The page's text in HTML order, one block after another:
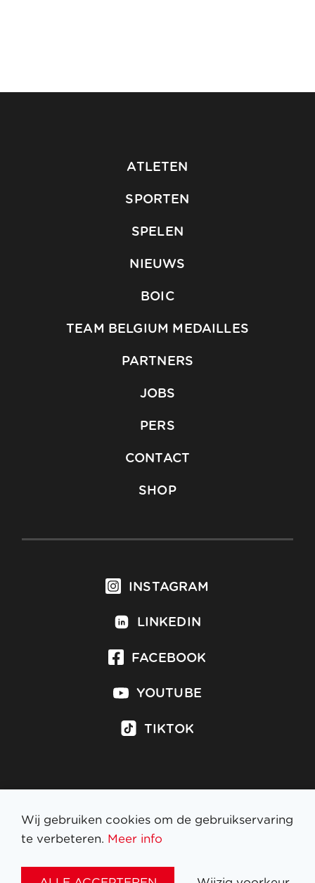
ATLETEN
SPORTEN
SPELEN
NIEUWS
BOIC
TEAM BELGIUM MEDAILLES
PARTNERS
JOBS
PERS
CONTACT
SHOP
INSTAGRAM
LINKEDIN
FACEBOOK
YOUTUBE
TIKTOK
Inschrijven op nieuwsbrief
Wij gebruiken cookies om de gebruikservaring
te verbeteren. Meer info